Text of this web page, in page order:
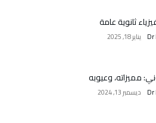
ثانوية عامة
Dr يناير 18, 2025
مميزاته، وعيوبه
Dr ديسمبر 13, 2024